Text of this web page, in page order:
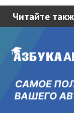
Читайте
Сетевое издание
службой по
массовых